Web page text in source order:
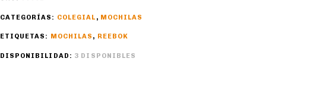
CATEGORÍAS: COLEGIAL , MOCHILAS
ETIQUETAS: MOCHILAS , REEBOK
DISPONIBILIDAD: 3 DISPONIBLES